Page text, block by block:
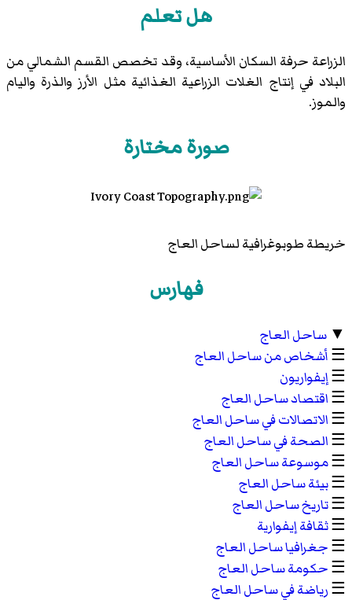
هل تعلم
الزراعة حرفة السكان الأساسية، وقد تخصص القسم الشمالي من
البلاد في إنتاج الغلات الزراعية الغذائية مثل الأرز والذرة واليام
والموز.
صورة مختارة
خريطة طوبوغرافية لساحل العاج
فهارس
▼ ساحل العاج
☰أشخاص من ساحل العاج
☰إيفواريون
☰اقتصاد ساحل العاج
☰الاتصالات في ساحل العاج
☰الصحة في ساحل العاج
☰موسوعة ساحل العاج
☰بيئة ساحل العاج
☰تاريخ ساحل العاج
☰ثقافة إيفوارية
☰جغرافيا ساحل العاج
☰حكومة ساحل العاج
☰رياضة في ساحل العاج